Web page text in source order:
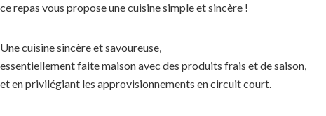
ce repas vous propose une cuisine simple et sincère !
Une cuisine sincère et savoureuse,
essentiellement faite maison avec des produits frais et de saison,
et en privilégiant les approvisionnements en circuit court.